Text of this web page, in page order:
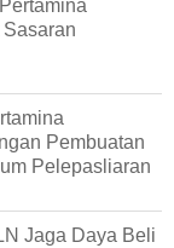
Pembuatan
Pelepasliaran
Jaga Daya Beli